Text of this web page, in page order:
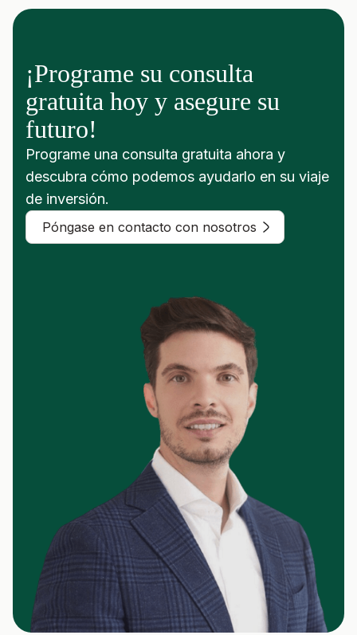
¡Programe su consulta
gratuita hoy y asegure su
futuro!
Programe una consulta gratuita ahora y
descubra cómo podemos ayudarlo en su viaje
de inversión.
Póngase en contacto con nosotros